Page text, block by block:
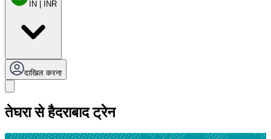
IN | INR
दाखिल करना
तेघरा से हैदराबाद ट्रेन